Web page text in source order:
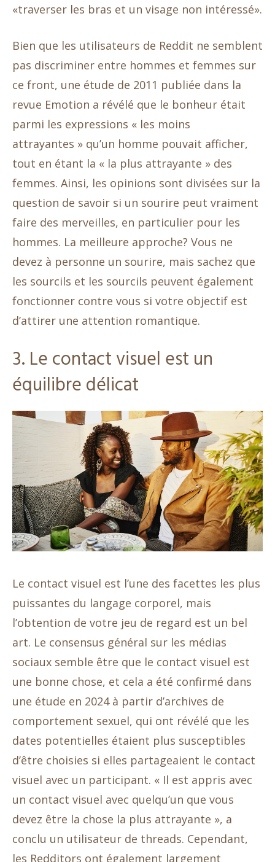
«traverser les bras et un visage non intéressé».
Bien que les utilisateurs de Reddit ne semblent
pas discriminer entre hommes et femmes sur
ce front, une étude de 2011 publiée dans la
revue Emotion a révélé que le bonheur était
parmi les expressions « les moins
attrayantes » qu’un homme pouvait afficher,
tout en étant la « la plus attrayante » des
femmes. Ainsi, les opinions sont divisées sur la
question de savoir si un sourire peut vraiment
faire des merveilles, en particulier pour les
hommes. La meilleure approche? Vous ne
devez à personne un sourire, mais sachez que
les sourcils et les sourcils peuvent également
fonctionner contre vous si votre objectif est
d’attirer une attention romantique.
3. Le contact visuel est un
équilibre délicat
Le contact visuel est l’une des facettes les plus
puissantes du langage corporel, mais
l’obtention de votre jeu de regard est un bel
art. Le consensus général sur les médias
sociaux semble être que le contact visuel est
une bonne chose, et cela a été confirmé dans
une étude en 2024 à partir d’archives de
comportement sexuel, qui ont révélé que les
dates potentielles étaient plus susceptibles
d’être choisies si elles partageaient le contact
visuel avec un participant. « Il est appris avec
un contact visuel avec quelqu’un que vous
devez être la chose la plus attrayante », a
conclu un utilisateur de threads. Cependant,
les Redditors ont également largement